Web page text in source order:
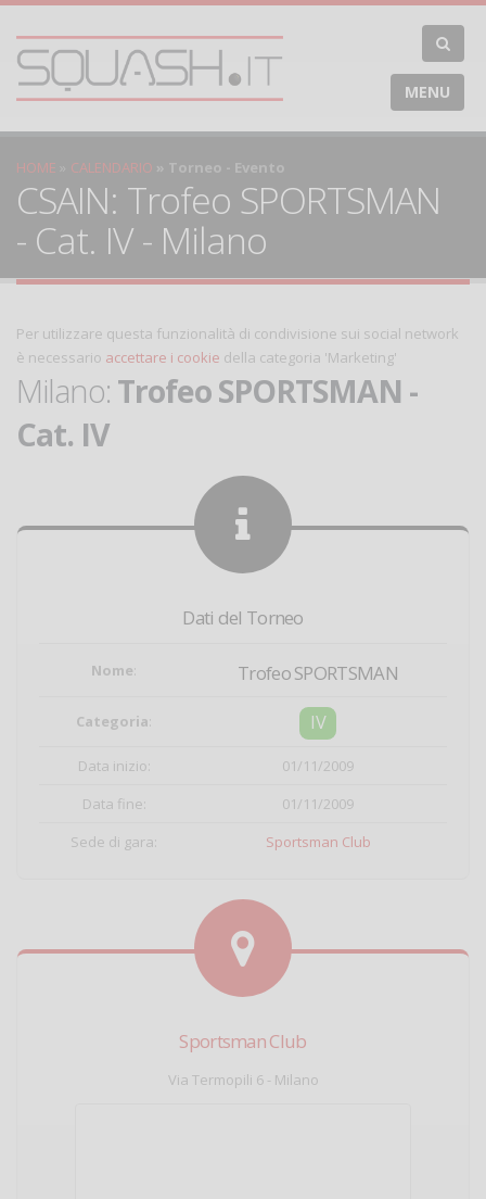
MENU
HOME CALENDARIO Torneo - Evento
CSAIN: Trofeo SPORTSMAN
- Cat. IV - Milano
Per utilizzare questa funzionalità di condivisione sui social network
è necessario accettare i cookie della categoria 'Marketing'
Milano: Trofeo SPORTSMAN -
Cat. IV
Dati del Torneo
Nome: Trofeo SPORTSMAN
Categoria: IV
Data inizio:
01/11/2009
Data fine:
01/11/2009
Sede di gara:
Sportsman Club
Sportsman Club
Via Termopili 6 - Milano